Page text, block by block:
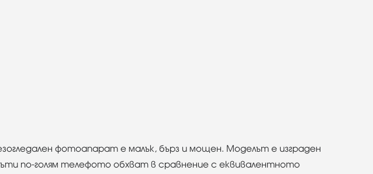
фотоапарат е малък, бърз и мощен. Моделът е изграден
по-голям телефото обхват в сравнение с еквивалентното